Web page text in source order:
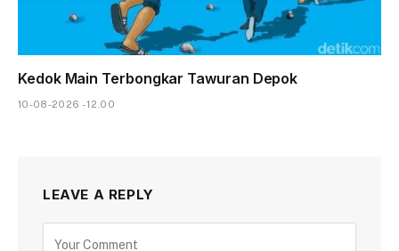
Kedok Main Terbongkar Tawuran Depok
10-08-2026 - 12.00
LEAVE A REPLY